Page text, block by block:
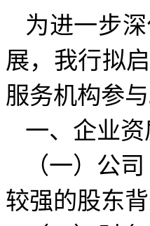
为进一步
展，我行拟
服务机构参与
一、企业
（一）公
较强的股东背